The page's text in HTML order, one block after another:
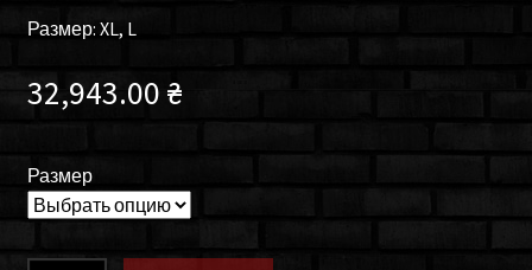
Размер: XL, L
32,943.00 ₴
Размер